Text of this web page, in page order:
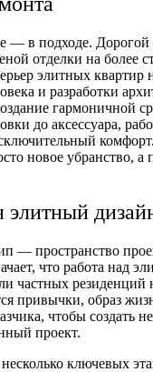
— в подходе.
отделки на более
элитных квартир
и разработки
гармоничной
до аксессуара,
новое убранство,
элитный
— пространство
что работа над
частных резиденций
привычки, образ
чтобы создать
проект.
ключевых